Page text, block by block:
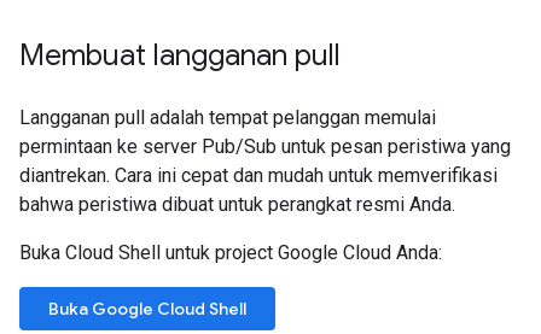
Membuat langganan pull
Langganan pull adalah tempat pelanggan memulai
permintaan ke server Pub/Sub untuk pesan peristiwa yang
diantrekan. Cara ini cepat dan mudah untuk memverifikasi
bahwa peristiwa dibuat untuk perangkat resmi Anda.
Buka Cloud Shell untuk project Google Cloud Anda:
Buka Google Cloud Shell